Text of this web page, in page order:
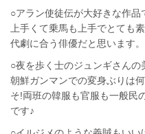
○アラン使徒伝が大好きな作品
上手くて乗馬も上手でとても
代劇に合う俳優だと思います
○夜を歩く士のジュンギさん
朝鮮ガンマンでの変身ぶりは
そ!両班の韓服も官服も一般民
です♪